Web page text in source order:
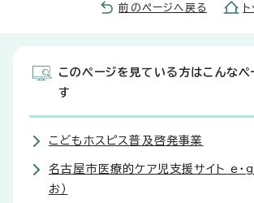
前のページへ戻る
このページを見ている方はこんなペ
す
こどもホスピス普及啓発事業
名古屋市医療的ケア児支援サイト e・ga
お）